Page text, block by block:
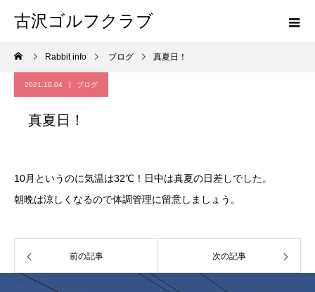
古沢ゴルフクラブ
Rabbit info ブログ 真夏日！
2021.10.04 ブログ
真夏日！
10月というのに気温は32℃！日中は真夏の日差しでした。
朝晩は涼しくなるので体調管理に留意しましょう。
前の記事 次の記事